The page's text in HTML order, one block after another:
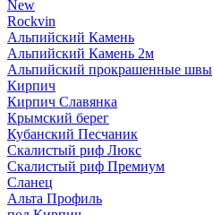
New
Rockvin
Альпийский Камень
Альпийский Камень 2м
Альпийский прокрашенные швы
Кирпич
Кирпич Славянка
Крымский берег
Кубанский Песчаник
Скалистый риф Люкс
Скалистый риф Премиум
Сланец
Альта Профиль